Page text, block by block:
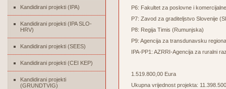
Kandidirani projekti (IPA)
Kandidirani projekti (IPA SLO-
HRV)
Kandidirani projekti (SEES)
Kandidirani projekti (CEI KEP)
Kandidirani projekti
(GRUNDTVIG)
P6: Fakultet za poslovne i
P7: Zavod za graditeljstvo Slovenije
P8: Regija Timis (Rumunjska)
P9: Agencija za transdunavsku
IPA-PP1: AZRRI-Agencija za ruralni
1.519.800,00 Eura
Ukupna vrijednost projekta: